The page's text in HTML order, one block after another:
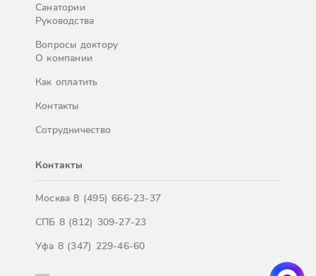
Санатории
Руководства
Вопросы доктору
О компании
Как оплатить
Контакты
Сотрудничество
Контакты
Москва8 (495) 666-23-37
СПБ 8 (812) 309-27-23
Уфа 8 (347) 229-46-60